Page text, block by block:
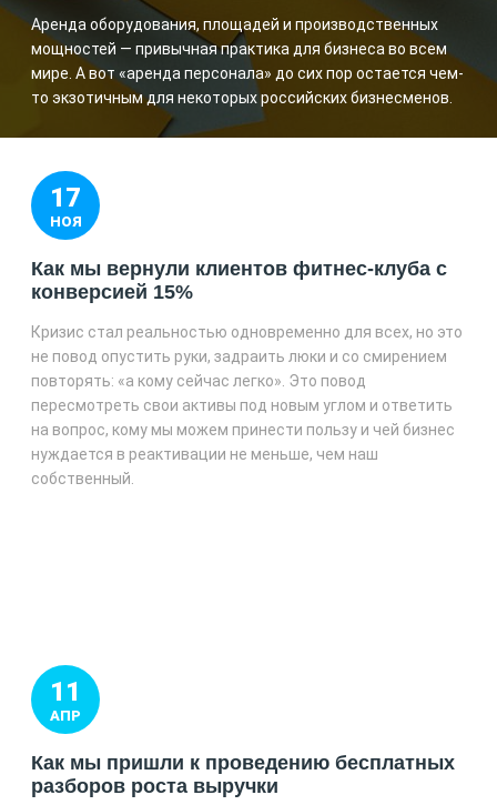
Аренда оборудования, площадей и производственных
мощностей — привычная практика для бизнеса во всем
мире. А вот «аренда персонала» до сих пор остается чем-
то экзотичным для некоторых российских бизнесменов.
17
НОЯ
Как мы вернули клиентов фитнес-клуба с
конверсией 15%
Кризис стал реальностью одновременно для всех, но это
не повод опустить руки, задраить люки и со смирением
повторять: «а кому сейчас легко». Это повод
пересмотреть свои активы под новым углом и ответить
на вопрос, кому мы можем принести пользу и чей бизнес
нуждается в реактивации не меньше, чем наш
собственный.
11
АПР
Как мы пришли к проведению бесплатных
разборов роста выручки